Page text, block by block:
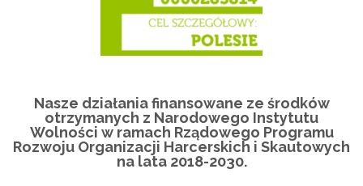
Nasze działania finansowane ze środków
otrzymanych z Narodowego Instytutu
Wolności w ramach Rządowego Programu
Rozwoju Organizacji Harcerskich i Skautowych
na lata 2018-2030.